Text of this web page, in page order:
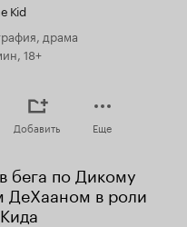
Kid
драма
18+
Добавить Еще
бега по Дикому
ДеХааном в роли